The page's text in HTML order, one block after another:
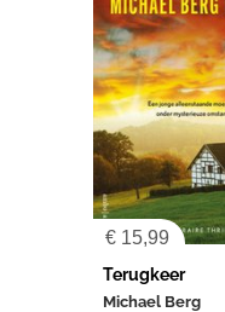
€15,99
Terugkeer
Michael Berg